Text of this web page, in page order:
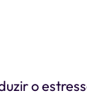
o